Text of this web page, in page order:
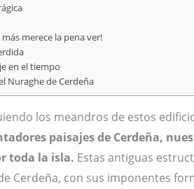
merece la pena ver!
en el tiempo
Nuraghe de Cerdeña
los meandros de estos
paisajes de Cerdeña,
toda la isla. Estas antiguas
Cerdeña, con sus imponentes